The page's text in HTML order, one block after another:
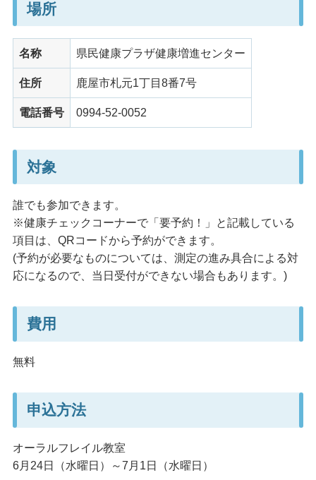
場所
名称 県民健康プラザ健康増進センター
住所 鹿屋市札元1丁目8番7号
電話番号 0994-52-0052
対象
誰でも参加できます。
※健康チェックコーナーで「要予約！」と記載している
項目は、QRコードから予約ができます。
(予約が必要なものについては、測定の進み具合による対
応になるので、当日受付ができない場合もあります。)
費用
無料
申込方法
オーラルフレイル教室
6月24日（水曜日）～7月1日（水曜日）